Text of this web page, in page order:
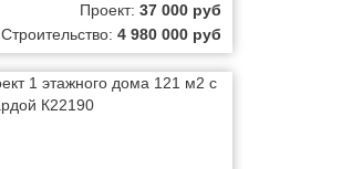
Проект: 37 000 руб
Строительство: 4 980 000 руб